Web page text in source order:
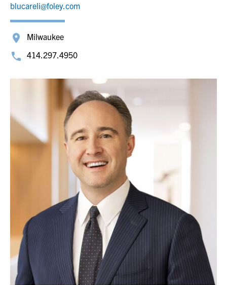
blucareli@foley.com
Milwaukee
414.297.4950